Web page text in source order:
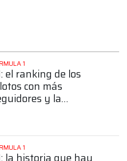
1
el ranking de los
con más
y la
1